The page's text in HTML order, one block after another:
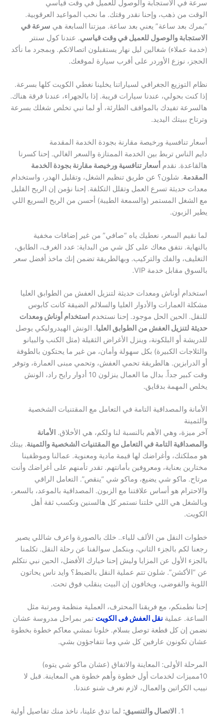
سرعة في الاستجابة والوصول للعميل في وقت قياسي
الوقت من ذهب، وإحنا نقدر وقتك. ما نحب المواعيد العرقوبية.
“بمرك بعد ساعة” يعني بعد ساعة. ميزتنا السابعة هي سرعة في
الاستجابة والوصول للعميل في وقت قياسي. عندنا كول سنتر
(خدمة عملاء) شغالين ليل نهار يستقبلون اتصالاتكم. وبمجرد ما نأكد
الحجز، نوزع الأوردر على أقرب سيارة لموقعك.
نظام التوزيع الجغرافي لسياراتنا يخلينا نغطي الكويت كلها بسرعة.
إذا كنت بحولي، عندنا سيارات قريبة. إذا بالجهراء، عندنا فرقة هناك.
هالسرعة تفيدك بالمواقف الطارئة، أو لما تبي تخلص شغلك بسرعة
وترتاح ببيتك اليديد.
أسعار تنافسية ورخيصة مقارنة بجودة الخدمة المقدمة
دايم الناس تربط بين الخدمة الممتازة والسعر الغالي. إحنا كسرنا
هالقاعدة. نقدم أسعار تنافسية ورخيصة مقارنة بجودة الخدمة
المقدمة. شلون؟ عن طريق تنظيم الشغل، وتقليل الهدر، واستخدام
معدات حديثة تسرع العمل وتقلل التكلفة. إحنا نؤمن إن الربح القليل
مع الشغل المستمر (والسمعة الطيبة) أحسن من الربح السريع اللي
يطير الزبون.
لما نقيم السعر، نعطيك ياه “صافي” من غير إضافات مخفية
بالنهاية. نتفق معاك على كل شي من البداية: عدد الغرف، الطابق،
التغليف، والفك والتركيب. وبهالطريقة تضمن إنك ماخذ أفضل سعر
بالسوق مقابل خدمة VIP.
استخدام أوناش ومعدات حديثة لتنزيل العفش من الطوابق العليا
مشكلة العمارات والأدوار العليا والسلالم الضيقة كانت كابوس
للنقل. الحين الحل موجود. إحنا نستخدم استخدام أوناش ومعدات
حديثة لتنزيل العفش من الطوابق العليا. الونش الهيدروليكي يوصل
للدريشة أو البلكونة، وينزل الأغراض الثقيلة (مثل الكنب والبيانو
والثلاجات الكبيرة) بكل سهولة وأمان، من غير ما يحتكون بالطوفة
أو الدرابزين. هالطريقة تحمي العفش، وتحمي مبنى العمارة، وتوفر
وقت كبير جداً. بدال ما العمال ينزلون 10 أدوار رايح راد، الونش
يخلص المهمة بدقايق.
الأمانة والمصداقية التامة في التعامل مع المقتنيات الشخصية
والثمينة
آخر ميزة، وهي الأهم بالنسبة لنا ولكم، هي الأخلاق. الأمانة
والمصداقية التامة في التعامل مع المقتنيات الشخصية والثمينة. بيتك
هو مملكتك، وأغراضك لها قيمة مادية ومعنوية. عمالنا وموظفينا
مختارين بعناية، ومعروفين بأمانتهم. تقدر تأمنهم على أغراضك وأنت
مرتاح. ماكو شي يضيع، وماكو شي “ينقص”. التعامل الراقي
والاحترام هو أساس علاقتنا مع الزبون. المصداقية بالموعد، بالسعر،
وبالشغل هي اللي خلتنا نستمر كل هالسنين ونكسب ثقة أهل
الكويت.
خطوات النقل من الألف للياء.. خلك بالصورة واعرف شاللي يصير
رجعنا لكم بالجزء الثاني، وبنكمل سوالفنا عن رحلة النقل. تكلمنا
بالجزء الأول عن المزايا وليش إحنا خيارك الأفضل، الحين نبي نتكلم
عن “الأكشن”. شلون تتم عملية النقل بالضبط؟ وايد ناس يحاتون
اللوية والفوضى، ويخافون إن البيت ينقلب فوق تحت.
إحنا نطمنكم، مع فريقنا المحترف، العملية منظمة ومرتبة مثل
الساعة. عملية نقل العفش فى الكويت تمر بمراحل مدروسة عشان
نضمن إن كل قطعة توصل بسلام. خلونا نمشي معاكم خطوة بخطوة
عشان تكونون عارفين كل شي وما تتفاجؤون بشي.
المرحلة الأولى: المعاينة والاتفاق (عشان ماكو شي يتوه)
10مميزات لخدمات أول خطوة وأهم خطوة هي المعاينة. قبل لا
نييب الكراتين والعمال، لازم نعرف شنو عندنا.
الاتصال والتنسيق: لما تدق علينا، ناخذ منك تفاصيل أولية